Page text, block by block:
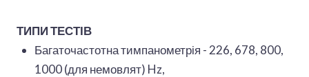
ТИПИ ТЕСТІВ
Багаточастотна тимпанометрія - 226, 678, 800,
1000 (для немовлят) Hz,